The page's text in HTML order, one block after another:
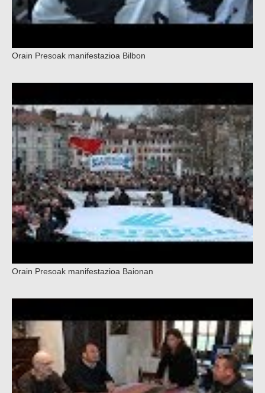
Orain Presoak manifestazioa Bilbon
Orain Presoak manifestazioa Baionan